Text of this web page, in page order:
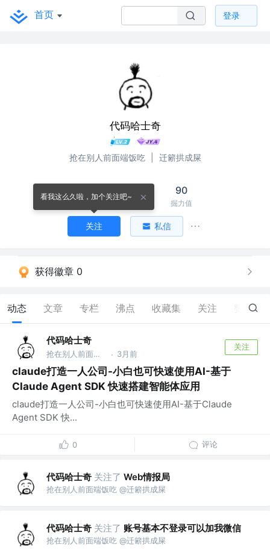
首页 登录
代码哈士奇
抢在别人前面端饭吃 迁簖拱成屎
关注 关注者
90
掘力值
看我这么久啦，加个关注吧~
关注 私信
获得徽章 0
动态 文章 专栏 沸点 收藏集 关注 12
代码哈士奇
抢在别人前面端饭吃 @迁簖拱成屎 · 3月前
关注
claude打造一人公司-小白也可快速使用AI-基于
Claude Agent SDK 快速搭建智能体应用
claude打造一人公司-小白也可快速使用AI-基于Claude
Agent SDK 快...
0 评论
代码哈士奇 关注了 Web情报局
抢在别人前面端饭吃 @迁簖拱成屎
代码哈士奇 关注了 账号基本不登录可以加我微信
抢在别人前面端饭吃 @迁簖拱成屎